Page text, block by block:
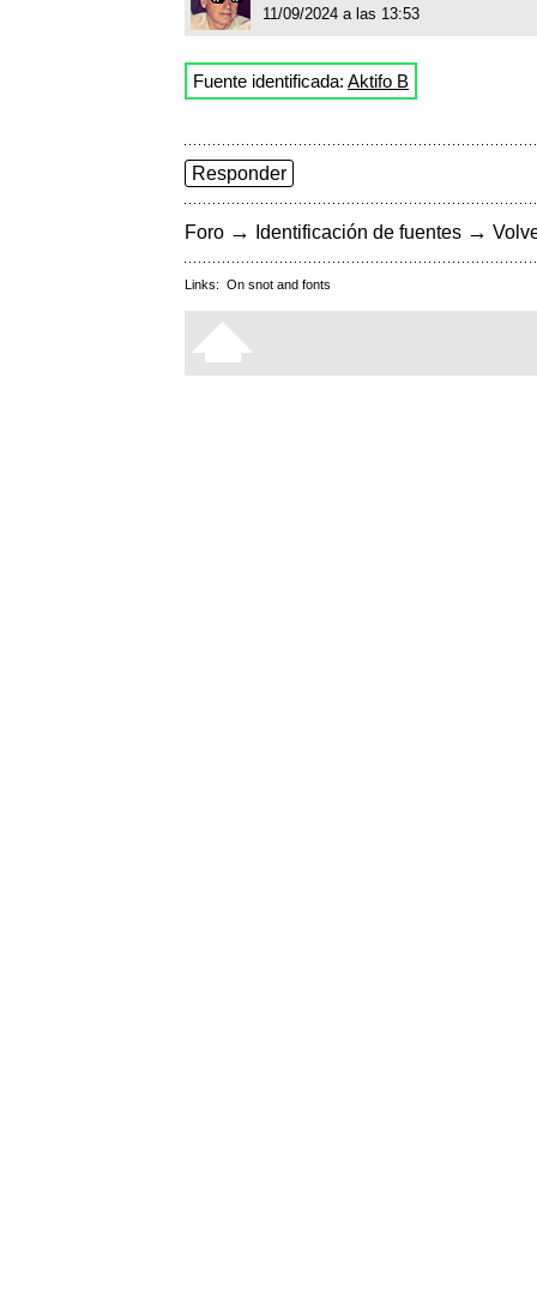
11/09/2024 a las 13:53
Fuente identificada: Aktifo B
Responder
Foro → Identificación de fuentes →
Links: On snot and fonts